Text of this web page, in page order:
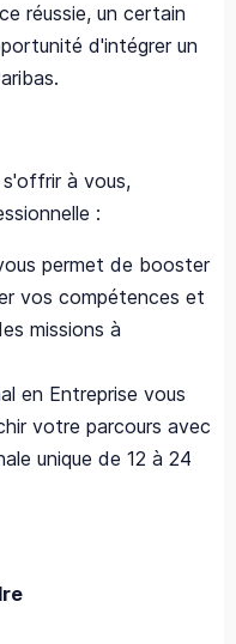
réussie, un certain
d'intégrer un
à vous,
:
permet de booster
vos compétences et
missions à
en Entreprise vous
votre parcours avec
unique de 12 à 24